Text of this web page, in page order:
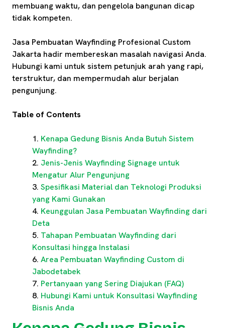
membuang waktu, dan pengelola bangunan dicap
tidak kompeten.
Jasa Pembuatan Wayfinding Profesional Custom
Jakarta hadir membereskan masalah navigasi Anda.
Hubungi kami untuk sistem petunjuk arah yang rapi,
terstruktur, dan mempermudah alur berjalan
pengunjung.
Table of Contents
Kenapa Gedung Bisnis Anda Butuh Sistem
Wayfinding?
Jenis-Jenis Wayfinding Signage untuk
Mengatur Alur Pengunjung
Spesifikasi Material dan Teknologi Produksi
yang Kami Gunakan
Keunggulan Jasa Pembuatan Wayfinding dari
Deta
Tahapan Pembuatan Wayfinding dari
Konsultasi hingga Instalasi
Area Pembuatan Wayfinding Custom di
Jabodetabek
Pertanyaan yang Sering Diajukan (FAQ)
Hubungi Kami untuk Konsultasi Wayfinding
Bisnis Anda